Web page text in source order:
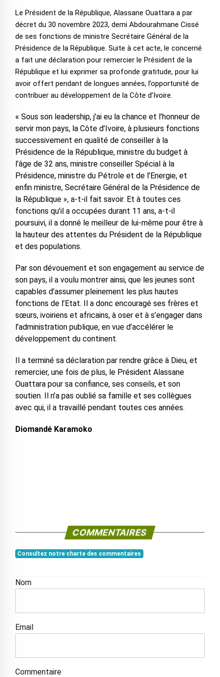
Le Président de la République, Alassane Ouattara a par
décret du 30 novembre 2023, demi Abdourahmane Cissé
de ses fonctions de ministre Secrétaire Général de la
Présidence de la République. Suite à cet acte, le concerné
a fait une déclaration pour remercier le Président de la
République et lui exprimer sa profonde gratitude, pour lui
avoir offert pendant de longues années, l’opportunité de
contribuer au développement de la Côte d’Ivoire.
« Sous son leadership, j’ai eu la chance et l’honneur de
servir mon pays, la Côte d’Ivoire, à plusieurs fonctions
successivement en qualité de conseiller à la
Présidence de la République, ministre du budget à
l’âge de 32 ans, ministre conseiller Spécial à la
Présidence, ministre du Pétrole et de l’Energie, et
enfin ministre, Secrétaire Général de la Présidence de
la République », a-t-il fait savoir. Et à toutes ces
fonctions qu’il a occupées durant 11 ans, a-t-il
poursuivi, il a donné le meilleur de lui-même pour être à
la hauteur des attentes du Président de la République
et des populations.
Par son dévouement et son engagement au service de
son pays, il a voulu montrer ainsi, que les jeunes sont
capables d’assumer pleinement les plus hautes
fonctions de l’Etat. Il a donc encouragé ses frères et
sœurs, ivoiriens et africains, à oser et à s’engager dans
l’administration publique, en vue d’accélérer le
développement du continent.
Il a terminé sa déclaration par rendre grâce à Dieu, et
remercier, une fois de plus, le Président Alassane
Ouattara pour sa confiance, ses conseils, et son
soutien. Il n’a pas oublié sa famille et ses collègues
avec qui, il a travaillé pendant toutes ces années.
Diomandé Karamoko
COMMENTAIRES
Consultez notre charte des commentaires
Nom
Email
Commentaire